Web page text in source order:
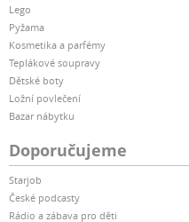
Lego
Pyžama
Kosmetika a parfémy
Teplákové soupravy
Dětské boty
Ložní povlečení
Bazar nábytku
Doporučujeme
Starjob
České podcasty
Rádio a zábava pro děti